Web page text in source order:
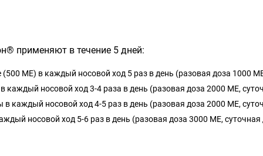
применяют в течение 5 дней:
ME) в каждый носовой ход 5 раз в день (разовая доза 1000
каждый носовой ход 3-4 раза в день (разовая доза 2000 ME,
каждый носовой ход 4-5 раз в день (разовая доза 2000 ME,
носовой ход 5-6 раз в день (разовая доза 3000 ME, суточная